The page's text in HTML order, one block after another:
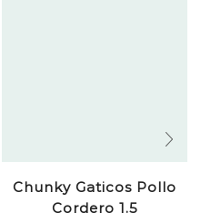
Chunky Gaticos Pollo
Cordero 1.5